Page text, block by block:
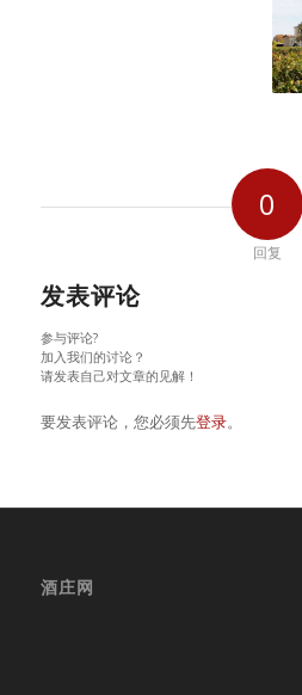
0
回复
发表评论
参与评论?
加入我们的讨论？
请发表自己对文章的见解！
要发表评论，您必须先登录。
酒庄网